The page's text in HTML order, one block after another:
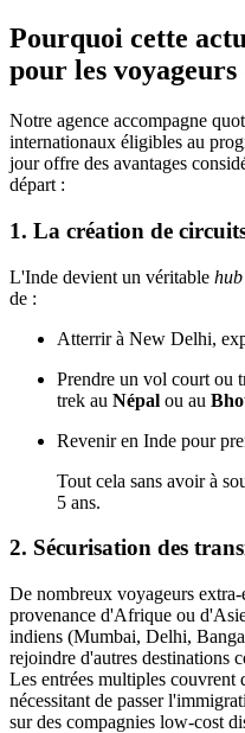
Pourquoi cette
pour les
Notre agence accompagne
internationaux éligibles au
jour offre des avantages
départ :
1. La création de
L'Inde devient un véritable hub
de :
Atterrir à New Delhi,
Prendre un vol court ou
trek au Népal ou au
Revenir en Inde pour
Tout cela sans avoir à
5 ans.
2. Sécurisation des
De nombreux voyageurs
provenance d'Afrique ou
indiens (Mumbai, Delhi,
rejoindre d'autres destinations
Les entrées multiples couvrent
nécessitant de passer
sur des compagnies low-cost